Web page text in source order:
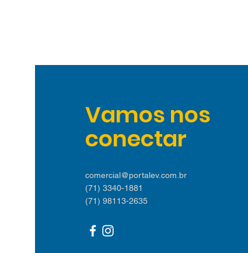
Vamos nos
conectar
comercial@portalev.com.br
(71) 3340-1881
(71) 98113-2635